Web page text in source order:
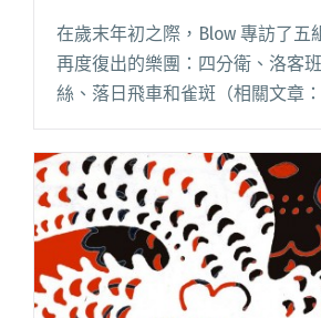
在歲末年初之際，Blow 專訪了五
再度復出的樂團：四分衛、洛客
絲、落日飛車和雀斑（相關文章
易，探討近年休團與復出現象）
們談談對於一些音樂產業的發展
問到大家最近在做些什麼。洛客
後，大家在做些什麼呢？"